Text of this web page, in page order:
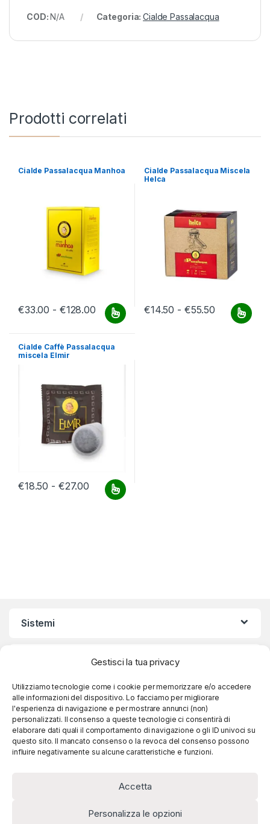
Gestisci la tua privacy
Utilizziamo tecnologie come i cookie per memorizzare e/o accedere
alle informazioni del dispositivo. Lo facciamo per migliorare
l'esperienza di navigazione e per mostrare annunci (non)
personalizzati. Il consenso a queste tecnologie ci consentirà di
elaborare dati quali il comportamento di navigazione o gli ID univoci su
questo sito. Il mancato consenso o la revoca del consenso possono
influire negativamente su alcune caratteristiche e funzioni.
Accetta
Personalizza le opzioni
COD:N/A Categoria:Cialde Passalacqua
Prodotti correlati
Cialde Passalacqua Manhoa
€33.00 - €128.00Fascia di prezzo: da €33.00 a €128.00
Questo prodotto ha più varianti. Le opzioni possono essere
Cialde Passalacqua Miscela
Helca
€14.50 - €55.50Fascia di
Questo prodotto ha più
Cialde Caffè Passalacqua
miscela Elmir
€18.50 - €27.00Fascia di prezzo: da €18.50 a €27.00
Questo prodotto ha più varianti. Le opzioni possono essere
Sistemi
Condizioni d’uso
Caffexpert: Caffè dei Migliori Marchi al Miglior
Prezzo